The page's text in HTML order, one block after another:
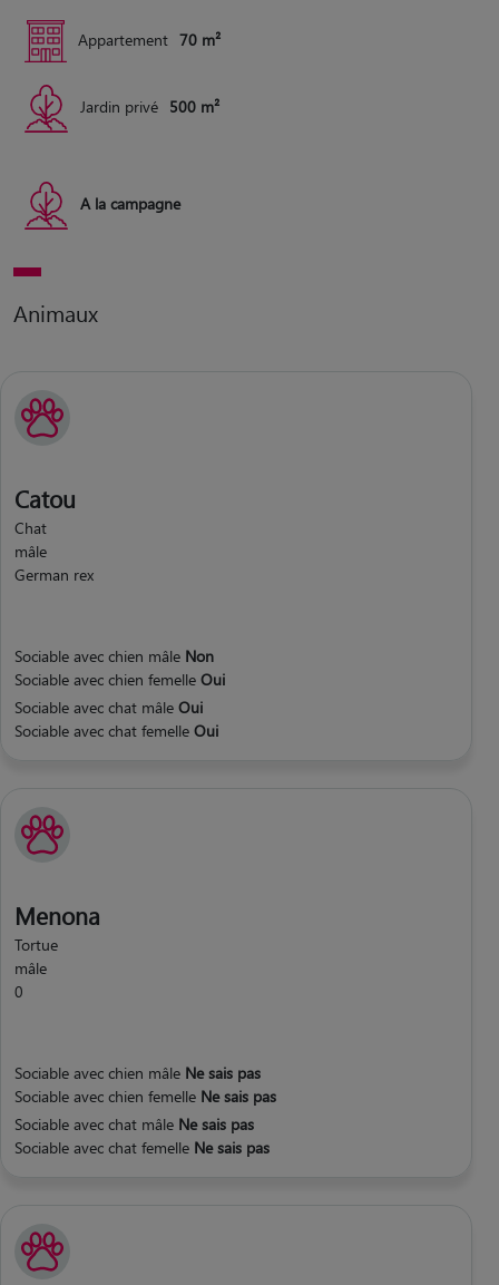
Appartement 70 m²
Jardin privé 500 m²
A la campagne
Animaux
Catou
Chat
mâle
German rex
Sociable avec chien mâle Non
Sociable avec chien femelle Oui
Sociable avec chat mâle Oui
Sociable avec chat femelle Oui
Menona
Tortue
mâle
0
Sociable avec chien mâle Ne sais pas
Sociable avec chien femelle Ne sais pas
Sociable avec chat mâle Ne sais pas
Sociable avec chat femelle Ne sais pas